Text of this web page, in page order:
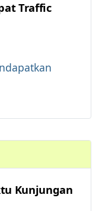
Kunjungan
Traffic